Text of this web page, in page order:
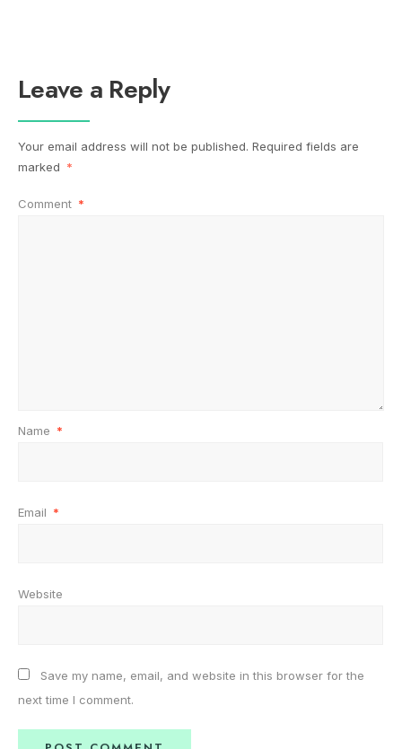
Leave a Reply
Your email address will not be published. Required fields are
marked *
Comment *
Name *
Email *
Website
Save my name, email, and website in this browser for the
next time I comment.